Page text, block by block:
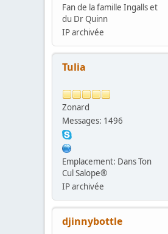
Fan de la famille Ingalls et
du Dr Quinn
IP archivée
Tulia
Zonard
Messages: 1496
Emplacement: Dans Ton
Cul Salope®
IP archivée
djinnybottle